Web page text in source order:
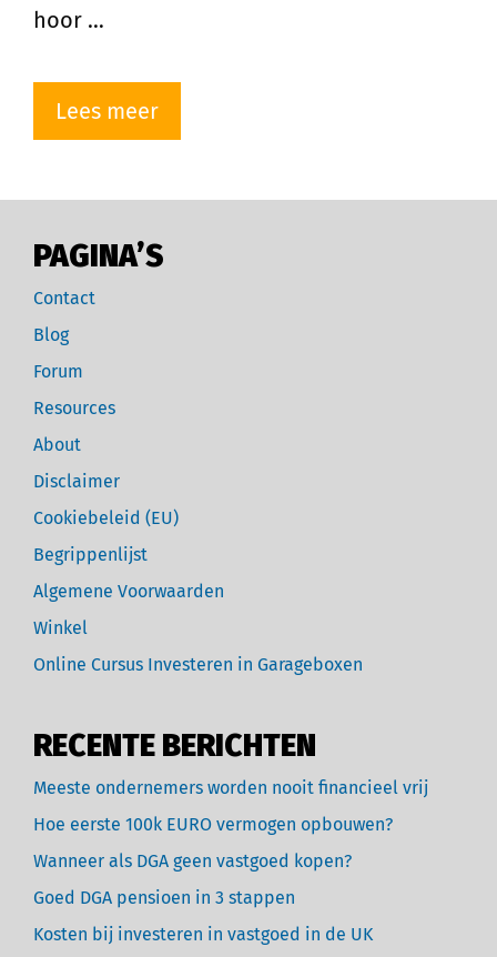
hoor …
Lees meer
PAGINA’S
Contact
Blog
Forum
Resources
About
Disclaimer
Cookiebeleid (EU)
Begrippenlijst
Algemene Voorwaarden
Winkel
Online Cursus Investeren in Garageboxen
RECENTE BERICHTEN
Meeste ondernemers worden nooit financieel vrij
Hoe eerste 100k EURO vermogen opbouwen?
Wanneer als DGA geen vastgoed kopen?
Goed DGA pensioen in 3 stappen
Kosten bij investeren in vastgoed in de UK